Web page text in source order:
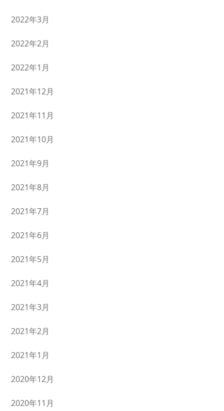
2022年3月
2022年2月
2022年1月
2021年12月
2021年11月
2021年10月
2021年9月
2021年8月
2021年7月
2021年6月
2021年5月
2021年4月
2021年3月
2021年2月
2021年1月
2020年12月
2020年11月